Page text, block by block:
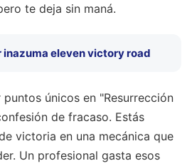
te deja sin maná.
inazuma eleven victory road
únicos en "Resurrección
de fracaso. Estás
victoria en una mecánica que
Un profesional gasta esos